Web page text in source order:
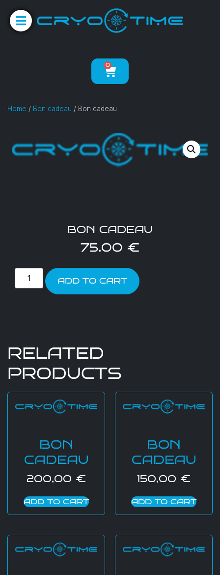
0
Home / Bon cadeau / Bon cadeau
BON CADEAU
75,00 €
ADD TO CART
RELATED
PRODUCTS
BON
CADEAU
200,00 €
ADD TO CART
BON
CADEAU
150,00 €
ADD TO CART